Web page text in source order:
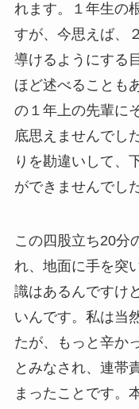
れます。１年生の
すが、今思えば、
導けるようにする
ほど述べることも
の１年上の先輩に
底思えませんでし
りを勘違いして、
ができませんでし
この四股立ち20分
れ、地面に手を突
識はあるんですけ
いんです。私は当
たが、もっと辛か
とみなされ、連帯
まったことです。